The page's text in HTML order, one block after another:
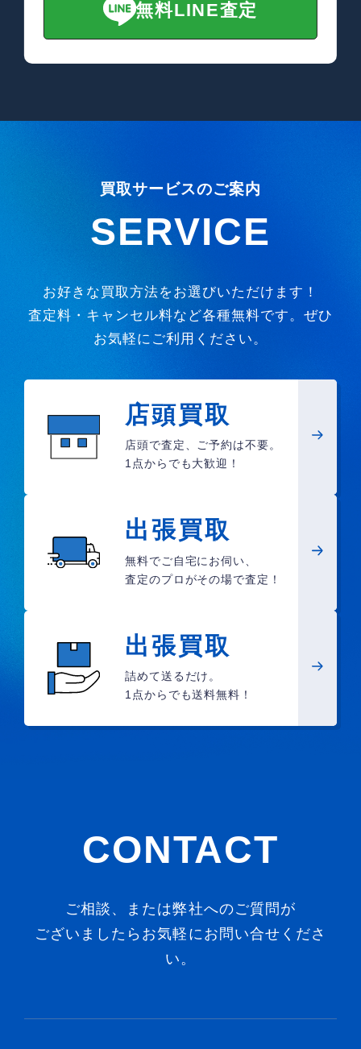
無料LINE査定
買取サービスのご案内
SERVICE
お好きな買取方法をお選びいただけます！
査定料・キャンセル料など各種無料です。ぜひ
お気軽にご利用ください。
店頭買取
店頭で査定、ご予約は不要。
1点からでも大歓迎！
出張買取
無料でご自宅にお伺い、
査定のプロがその場で査定！
出張買取
詰めて送るだけ。
1点からでも送料無料！
CONTACT
ご相談、または弊社へのご質問が
ございましたらお気軽にお問い合せくださ
い。